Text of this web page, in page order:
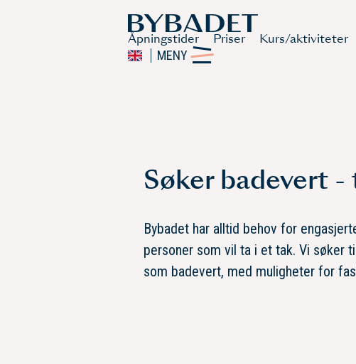
Åpningstider Priser Kurs/aktiviteter
MENY
Søker badevert
Bybadet har alltid behov for
personer som vil ta i et tak. Vi søker
som badevert, med muligheter for